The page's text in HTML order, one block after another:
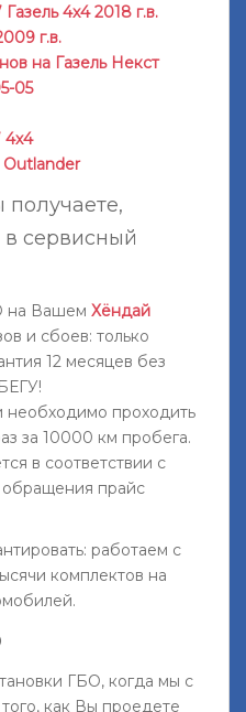
4x4 2018 г.в.
г.в.
на Газель Некст
05
4х4
сервисный
на Вашем Хёндай
и сбоев: только
12 месяцев без
необходимо проходить
за 10000 км пробега.
в соответствии с
прайс
работаем с
комплектов на
ГБО, когда мы с
как Вы проедете